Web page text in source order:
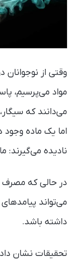
وقتی از
مواد می‌پرسیم،
می‌دانند که
اما یک ماده وجود
نادیده می‌گیرند:
در حالی که مصرف
می‌تواند
داشته باشد.
تحقیقات نشان